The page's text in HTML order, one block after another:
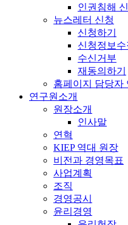
인권침해
뉴스레터 신청
신청하기
신청정보수
수신거부
재동의하기
홈페이지 담당자
연구원소개
원장소개
인사말
연혁
KIEP 역대 원장
비전과 경영목표
사업계획
조직
경영공시
윤리경영